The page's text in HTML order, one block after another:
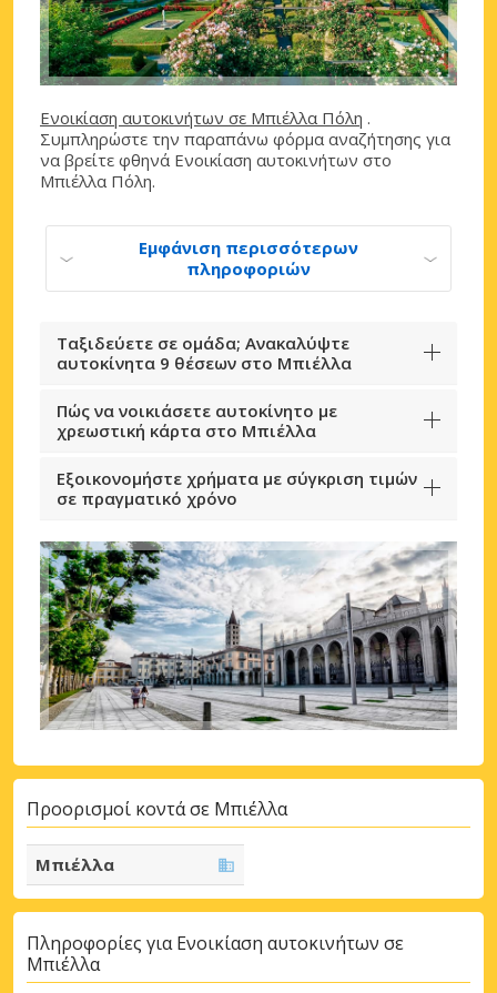
Ενοικίαση αυτοκινήτων σε Μπιέλλα Πόλη .
Συμπληρώστε την παραπάνω φόρμα αναζήτησης για
να βρείτε φθηνά Ενοικίαση αυτοκινήτων στο
Μπιέλλα Πόλη.
Εμφάνιση περισσότερων
πληροφοριών
Ταξιδεύετε σε ομάδα; Ανακαλύψτε
αυτοκίνητα 9 θέσεων στο Μπιέλλα
Πώς να νοικιάσετε αυτοκίνητο με
χρεωστική κάρτα στο Μπιέλλα
Εξοικονομήστε χρήματα με σύγκριση τιμών
σε πραγματικό χρόνο
Προορισμοί κοντά σε Μπιέλλα
Μπιέλλα
Πληροφορίες για Ενοικίαση αυτοκινήτων σε
Μπιέλλα